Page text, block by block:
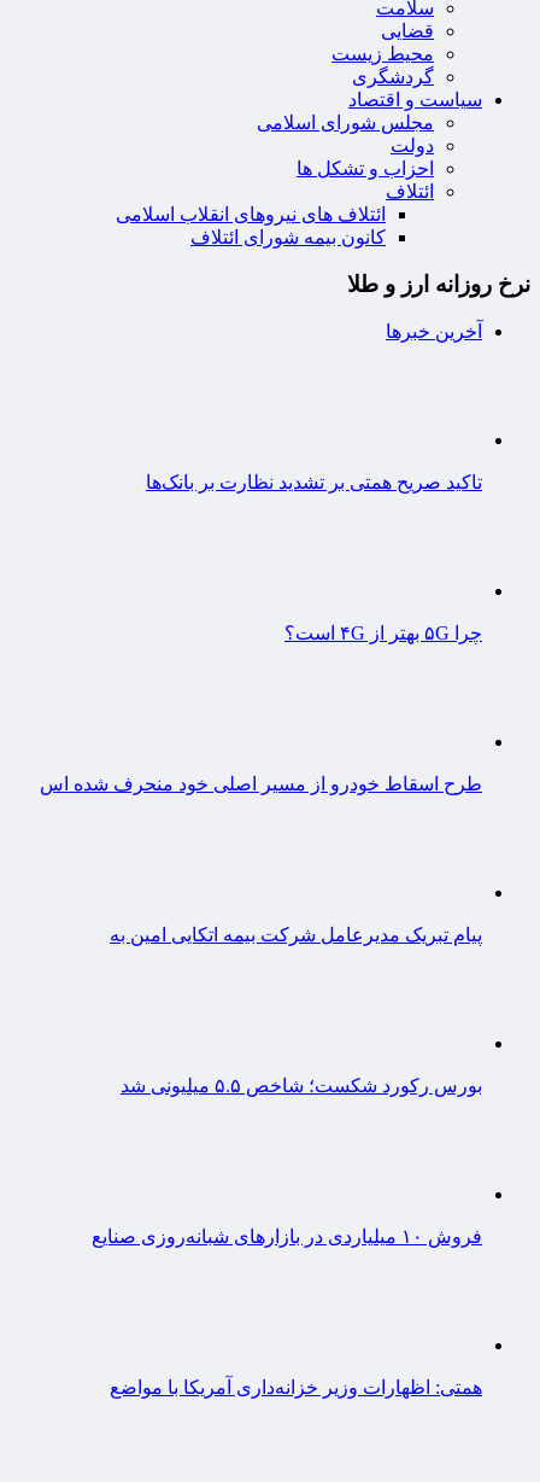
سلامت
قضایی
محیط زیست
گردشگری
سیاست و اقتصاد
مجلس شورای اسلامی
دولت
احزاب و تشکل ها
ائتلاف
ائتلاف های نیروهای انقلاب اسلامی
کانون بیمه شورای ائتلاف
نرخ روزانه ارز و طلا
آخرین خبرها
تاکید صریح همتی بر تشدید نظارت بر بانک‌ها
چرا ۵G بهتر از ۴G است؟
طرح اسقاط خودرو از مسیر اصلی خود منحرف شده اس
پیام تبریک مدیرعامل شرکت بیمه اتکایی امین به
بورس رکورد شکست؛ شاخص ۵.۵ میلیونی شد
فروش ۱۰ میلیاردی در بازارهای شبانه‌روزی صنایع
همتی: اظهارات وزیر خزانه‌داری آمریکا با مواضع